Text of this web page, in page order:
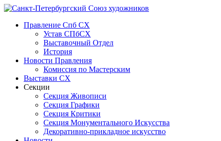
Правление Спб СХ
Устав СПбСХ
Выставочный Отдел
История
Новости Правления
Комиссия по Мастерским
Выставки СХ
Секции
Секция Живописи
Секция Графики
Секция Критики
Секция Монументального Искусства
Декоративно-прикладное искусство